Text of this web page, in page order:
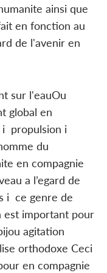
ainsi que
en fonction au
de l'avenir en
sur l'eauOu
global en
i propulsion i
du
en compagnie
a l’egard de
i ce genre de
est important pour
agitation
orthodoxe Ceci
en compagnie